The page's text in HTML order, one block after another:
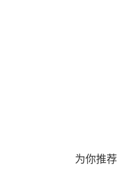
为你推荐